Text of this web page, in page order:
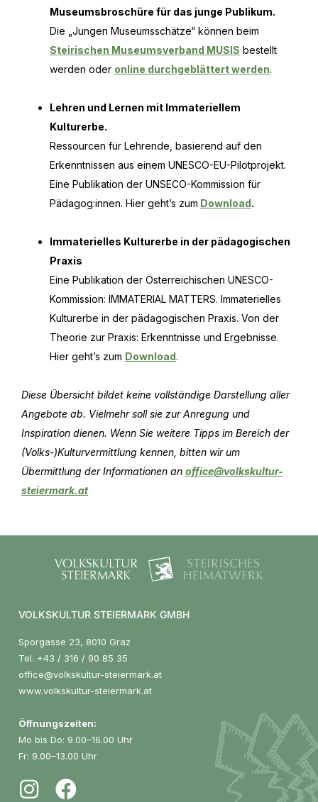
Museumsbroschüre für das junge Publikum.
Die „Jungen Museumsschätze“ können beim
Steirischen Museumsverband MUSIS bestellt
werden oder online durchgeblättert werden.
Lehren und Lernen mit Immateriellem
Kulturerbe.
Ressourcen für Lehrende, basierend auf den
Erkenntnissen aus einem UNESCO-EU-Pilotprojekt.
Eine Publikation der UNSECO-Kommission für
Pädagog:innen. Hier geht’s zum Download.
Immaterielles Kulturerbe in der pädagogischen
Praxis
Eine Publikation der Österreichischen UNESCO-
Kommission: IMMATERIAL MATTERS. Immaterielles
Kulturerbe in der pädagogischen Praxis. Von der
Theorie zur Praxis: Erkenntnisse und Ergebnisse.
Hier geht’s zum Download.
Diese Übersicht bildet keine vollständige Darstellung aller
Angebote ab. Vielmehr soll sie zur Anregung und
Inspiration dienen. Wenn Sie weitere Tipps im Bereich der
(Volks-)Kulturvermittlung kennen, bitten wir um
Übermittlung der Informationen an office@volkskultur-
steiermark.at
VOLKSKULTUR STEIERMARK GMBH
Sporgasse 23, 8010 Graz
Tel. +43 / 316 / 90 85 35
office@volkskultur-steiermark.at
www.volkskultur-steiermark.at
Öffnungszeiten:
Mo bis Do: 9.00–16.00 Uhr
Fr: 9.00–13.00 Uhr